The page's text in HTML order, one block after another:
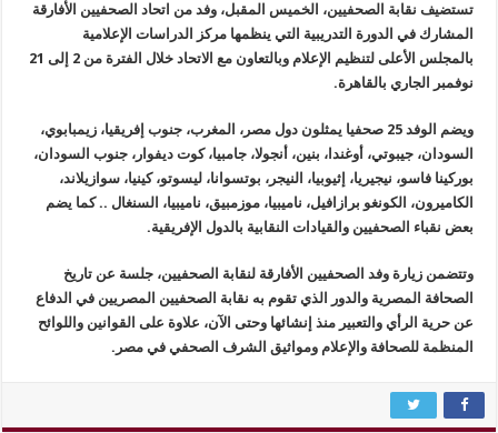
تستضيف نقابة الصحفيين، الخميس المقبل، وفد من اتحاد الصحفيين الأفارقة
المشارك في الدورة التدريبية التي ينظمها مركز الدراسات الإعلامية
بالمجلس الأعلى لتنظيم الإعلام وبالتعاون مع الاتحاد خلال الفترة من 2 إلى 21
نوفمبر الجاري بالقاهرة.
ويضم الوفد 25 صحفيا يمثلون دول مصر، المغرب، جنوب إفريقيا، زيمبابوي،
السودان، جيبوتي، أوغندا، بنين، أنجولا، جامبيا، كوت ديفوار، جنوب السودان،
بوركينا فاسو، نيجيريا، إثيوبيا، النيجر، بوتسوانا، ليسوتو، كينيا، سوازيلاند،
الكاميرون، الكونغو برازافيل، ناميبيا، موزمبيق، ناميبيا، السنغال .. كما يضم
بعض نقباء الصحفيين والقيادات النقابية بالدول الإفريقية.
وتتضمن زيارة وفد الصحفيين الأفارقة لنقابة الصحفيين، جلسة عن تاريخ
الصحافة المصرية والدور الذي تقوم به نقابة الصحفيين المصريين في الدفاع
عن حرية الرأي والتعبير منذ إنشائها وحتى الآن، علاوة على القوانين واللوائح
المنظمة للصحافة والإعلام ومواثيق الشرف الصحفي في مصر.